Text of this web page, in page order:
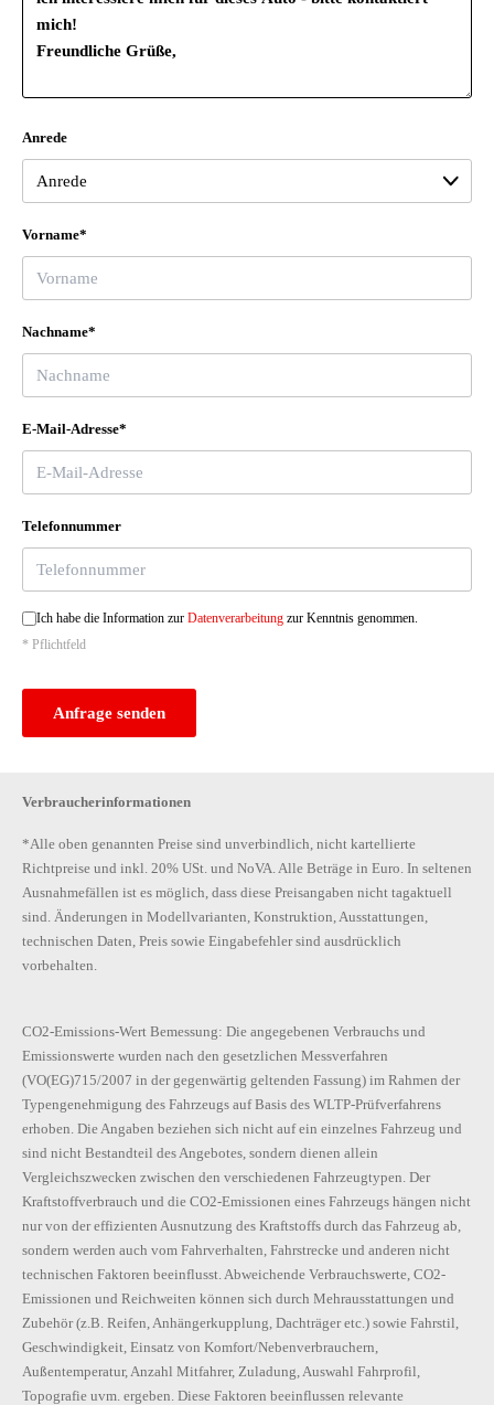
Anrede
Vorname*
Nachname*
E-Mail-Adresse*
Telefonnummer
Ich habe die Information zur Datenverarbeitung zur Kenntnis genommen.
* Pflichtfeld
Anfrage senden
Verbraucherinformationen
*Alle oben genannten Preise sind unverbindlich, nicht kartellierte
Richtpreise und inkl. 20% USt. und NoVA. Alle Beträge in Euro. In seltenen
Ausnahmefällen ist es möglich, dass diese Preisangaben nicht tagaktuell
sind. Änderungen in Modellvarianten, Konstruktion, Ausstattungen,
technischen Daten, Preis sowie Eingabefehler sind ausdrücklich
vorbehalten.
CO2-Emissions-Wert Bemessung: Die angegebenen Verbrauchs und
Emissionswerte wurden nach den gesetzlichen Messverfahren
(VO(EG)715/2007 in der gegenwärtig geltenden Fassung) im Rahmen der
Typengenehmigung des Fahrzeugs auf Basis des WLTP-Prüfverfahrens
erhoben. Die Angaben beziehen sich nicht auf ein einzelnes Fahrzeug und
sind nicht Bestandteil des Angebotes, sondern dienen allein
Vergleichszwecken zwischen den verschiedenen Fahrzeugtypen. Der
Kraftstoffverbrauch und die CO2-Emissionen eines Fahrzeugs hängen nicht
nur von der effizienten Ausnutzung des Kraftstoffs durch das Fahrzeug ab,
sondern werden auch vom Fahrverhalten, Fahrstrecke und anderen nicht
technischen Faktoren beeinflusst. Abweichende Verbrauchswerte, CO2-
Emissionen und Reichweiten können sich durch Mehrausstattungen und
Zubehör (z.B. Reifen, Anhängerkupplung, Dachträger etc.) sowie Fahrstil,
Geschwindigkeit, Einsatz von Komfort/Nebenverbrauchern,
Außentemperatur, Anzahl Mitfahrer, Zuladung, Auswahl Fahrprofil,
Topografie uvm. ergeben. Diese Faktoren beeinflussen relevante